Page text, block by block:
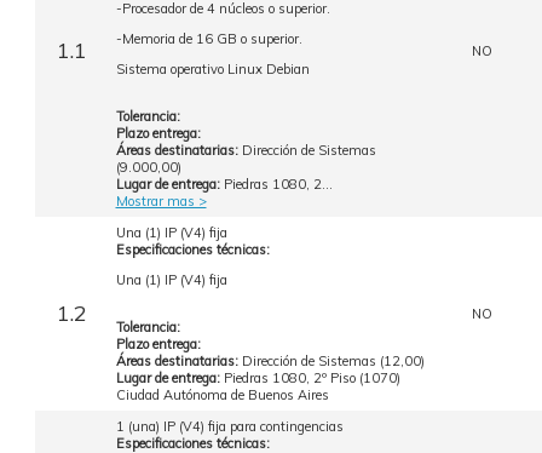
1.1
-Procesador de 4 núcleos o superior.
-Memoria de 16 GB o superior.
Sistema operativo Linux Debian
Tolerancia:
Plazo entrega:
Áreas destinatarias: Dirección de Sistemas
(9.000,00)
Lugar de entrega: Piedras 1080, 2...
Mostrar mas >
NO
1.2
Una (1) IP (V4) fija
Especificaciones técnicas:
Una (1) IP (V4) fija
Tolerancia:
Plazo entrega:
Áreas destinatarias: Dirección de Sistemas (12,00)
Lugar de entrega: Piedras 1080, 2º Piso (1070)
Ciudad Autónoma de Buenos Aires
NO
1 (una) IP (V4) fija para contingencias
Especificaciones técnicas: